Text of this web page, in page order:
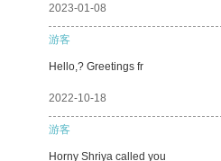
2023-01-08
游客
Hello,? Greetings fr
2022-10-18
游客
Horny Shriya called you